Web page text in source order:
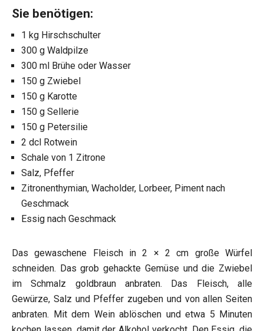
Sie benötigen:
1 kg Hirschschulter
300 g Waldpilze
300 ml Brühe oder Wasser
150 g Zwiebel
150 g Karotte
150 g Sellerie
150 g Petersilie
2 dcl Rotwein
Schale von 1 Zitrone
Salz, Pfeffer
Zitronenthymian, Wacholder, Lorbeer, Piment nach
Geschmack
Essig nach Geschmack
Das gewaschene Fleisch in 2 × 2 cm große Würfel
schneiden. Das grob gehackte Gemüse und die Zwiebel
im Schmalz goldbraun anbraten. Das Fleisch, alle
Gewürze, Salz und Pfeffer zugeben und von allen Seiten
anbraten. Mit dem Wein ablöschen und etwa 5 Minuten